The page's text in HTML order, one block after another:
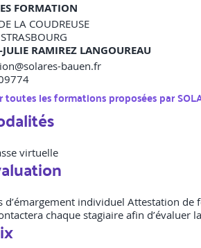
FORMATION
LA COUDREUSE
STRASBOURG
RAMIREZ LANGOUREAU
bauen.fr
toutes les formations proposées par
virtuelle
d’émargement individuel Attestation
chaque stagiaire afin d’évaluer